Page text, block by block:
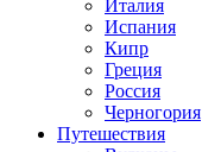
Италия
Испания
Кипр
Греция
Россия
Черногория
Путешествия